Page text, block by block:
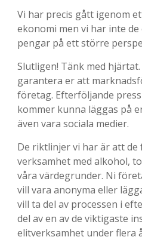
Vi har precis gått igenom
ekonomi men vi har inte
pengar på ett större
Slutligen! Tänk med
garantera er att
företag. Efterföljande
kommer kunna läggas på
även vara sociala medier.
De riktlinjer vi har är att de
verksamhet med alkohol,
våra värdegrunder. Ni
vill vara anonyma eller
vill ta del av processen i
del av en av de viktigaste
elitverksamhet under flera